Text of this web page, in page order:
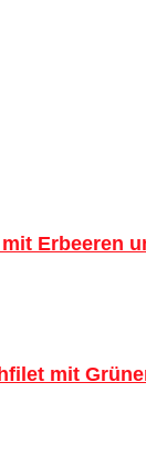
Erbeeren
mit